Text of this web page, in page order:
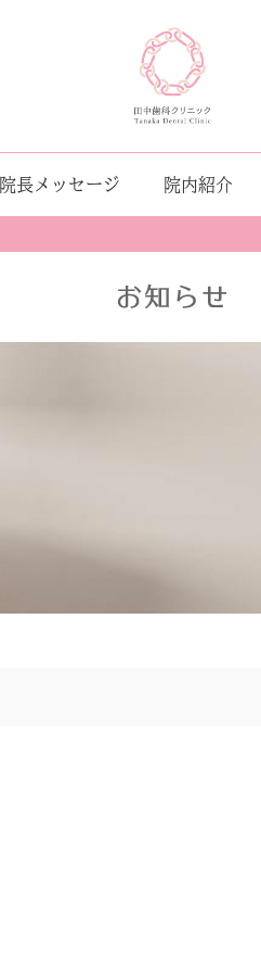
院長メッセージ 院内紹介